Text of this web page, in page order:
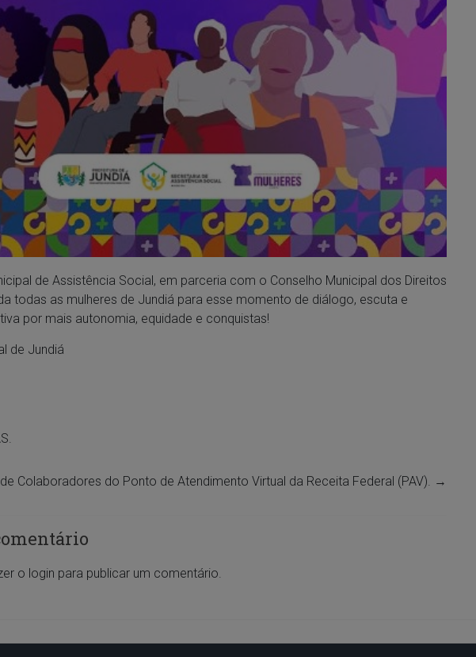
de Assistência Social, em parceria com o Conselho Municipal dos Direitos
todas as mulheres de Jundiá para esse momento de diálogo, escuta e
por mais autonomia, equidade e conquistas!
de Jundiá
Colaboradores do Ponto de Atendimento Virtual da Receita Federal (PAV). →
o login para publicar um comentário.